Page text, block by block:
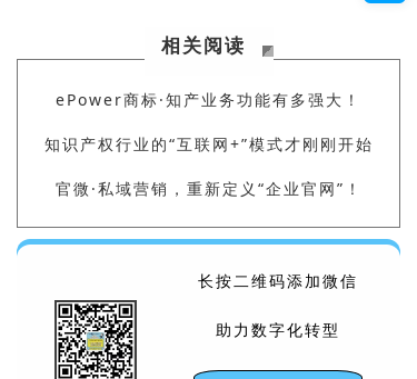
相关阅读
ePower商标·知产业务功能有多强大！
知识产权行业的“互联网+”模式才刚刚开始
官微·私域营销，重新定义“企业官网”！
长按二维码添加微信
助力数字化转型